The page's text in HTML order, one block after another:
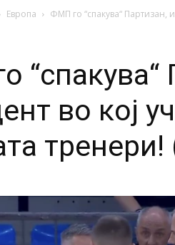
Европа ФМП го “спакува“ Партизан,
“спакува“
во кој